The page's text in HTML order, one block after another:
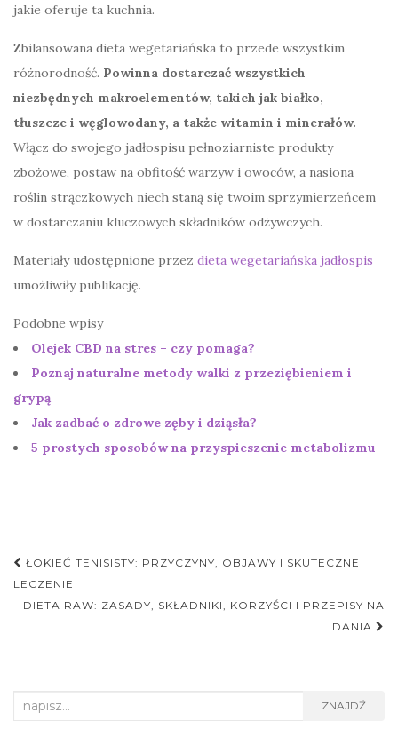
jakie oferuje ta kuchnia.
Zbilansowana dieta wegetariańska to przede wszystkim
różnorodność. Powinna dostarczać wszystkich
niezbędnych makroelementów, takich jak białko,
tłuszcze i węglowodany, a także witamin i minerałów.
Włącz do swojego jadłospisu pełnoziarniste produkty
zbożowe, postaw na obfitość warzyw i owoców, a nasiona
roślin strączkowych niech staną się twoim sprzymierzeńcem
w dostarczaniu kluczowych składników odżywczych.
Materiały udostępnione przez dieta wegetariańska jadłospis
umożliwiły publikację.
Podobne wpisy
Olejek CBD na stres – czy pomaga?
Poznaj naturalne metody walki z przeziębieniem i
grypą
Jak zadbać o zdrowe zęby i dziąsła?
5 prostych sposobów na przyspieszenie metabolizmu
Nawigacja
postu
ŁOKIEĆ TENISISTY: PRZYCZYNY, OBJAWY I SKUTECZNE
LECZENIE
DIETA RAW: ZASADY, SKŁADNIKI, KORZYŚCI I PRZEPISY NA
DANIA
Search
ZNAJDŹ